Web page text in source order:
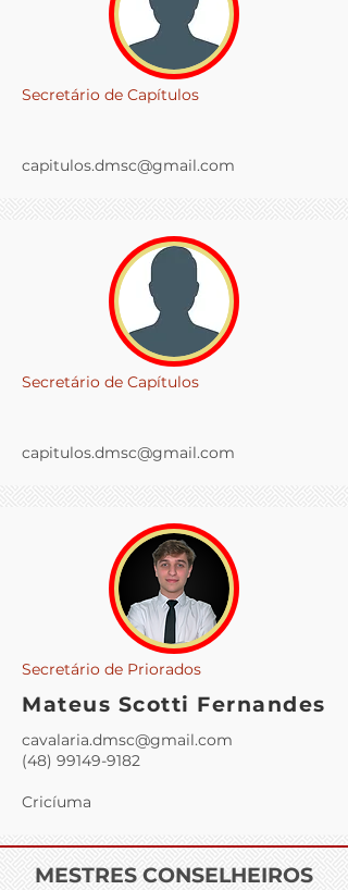
Secretário de Capítulos
capitulos.dmsc@gmail.com
Secretário de Capítulos
capitulos.dmsc@gmail.com
Secretário de Priorados
Mateus Scotti Fernandes
cavalaria.dmsc@gmail.com
(48) 99149-9182
Cricíuma
MESTRES CONSELHEIROS